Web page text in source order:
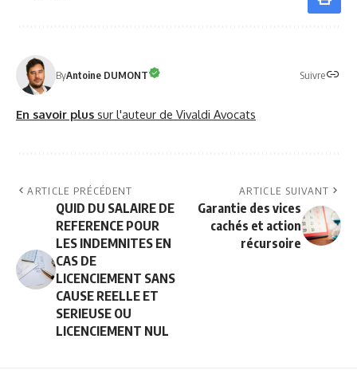
ByAntoine DUMONT Suivre
En savoir plus sur l'auteur de Vivaldi Avocats
ARTICLE PRÉCÉDENT
QUID DU SALAIRE DE
REFERENCE POUR
LES INDEMNITES EN
CAS DE
LICENCIEMENT SANS
CAUSE REELLE ET
SERIEUSE OU
LICENCIEMENT NUL
ARTICLE SUIVANT
Garantie des vices
cachés et action
récursoire